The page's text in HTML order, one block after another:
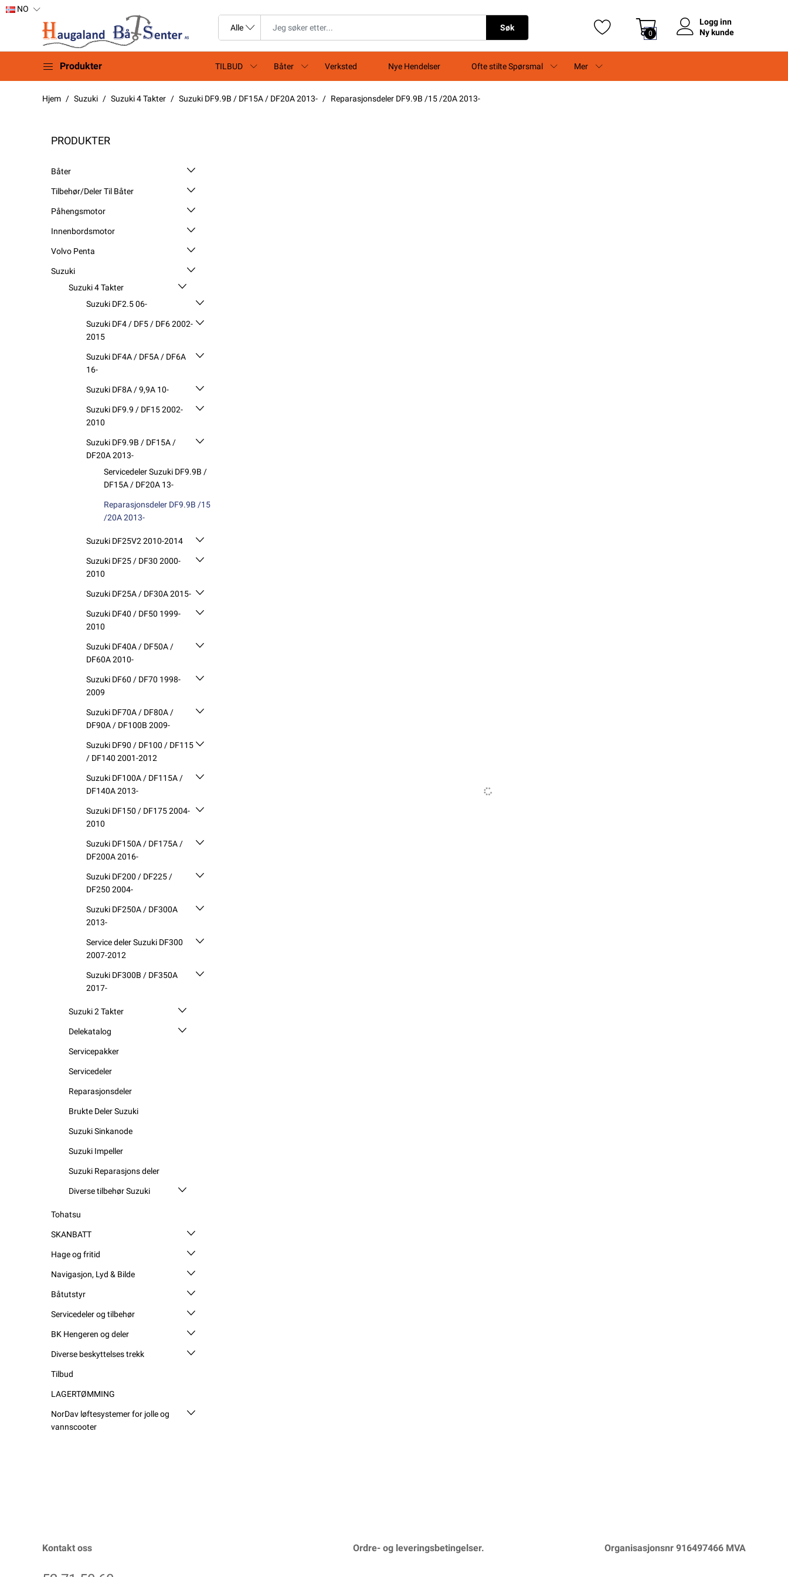
NO
Søk
0
Logg inn
Ny kunde
Produkter TILBUD Båter Verksted Nye Hendelser Ofte stilte Spørsmal Mer
Hjem Suzuki Suzuki 4 Takter Suzuki DF9.9B / DF15A / DF20A 2013- Reparasjonsdeler DF9.9B /15 /20A 2013-
PRODUKTER
Båter
Tilbehør/Deler Til Båter
Påhengsmotor
Innenbordsmotor
Volvo Penta
Suzuki
Suzuki 4 Takter
Suzuki DF2.5 06-
Suzuki DF4 / DF5 / DF6 2002-
2015
Suzuki DF4A / DF5A / DF6A
16-
Suzuki DF8A / 9,9A 10-
Suzuki DF9.9 / DF15 2002-
2010
Suzuki DF9.9B / DF15A /
DF20A 2013-
Servicedeler Suzuki DF9.9B /
DF15A / DF20A 13-
Reparasjonsdeler DF9.9B /15
/20A 2013-
Suzuki DF25V2 2010-2014
Suzuki DF25 / DF30 2000-
2010
Suzuki DF25A / DF30A 2015-
Suzuki DF40 / DF50 1999-
2010
Suzuki DF40A / DF50A /
DF60A 2010-
Suzuki DF60 / DF70 1998-
2009
Suzuki DF70A / DF80A /
DF90A / DF100B 2009-
Suzuki DF90 / DF100 / DF115
/ DF140 2001-2012
Suzuki DF100A / DF115A /
DF140A 2013-
Suzuki DF150 / DF175 2004-
2010
Suzuki DF150A / DF175A /
DF200A 2016-
Suzuki DF200 / DF225 /
DF250 2004-
Suzuki DF250A / DF300A
2013-
Service deler Suzuki DF300
2007-2012
Suzuki DF300B / DF350A
2017-
Suzuki 2 Takter
Delekatalog
Servicepakker
Servicedeler
Reparasjonsdeler
Brukte Deler Suzuki
Suzuki Sinkanode
Suzuki Impeller
Suzuki Reparasjons deler
Diverse tilbehør Suzuki
Tohatsu
SKANBATT
Hage og fritid
Navigasjon, Lyd & Bilde
Båtutstyr
Servicedeler og tilbehør
BK Hengeren og deler
Diverse beskyttelses trekk
Tilbud
LAGERTØMMING
NorDav løftesystemer for jolle og
vannscooter
Kontakt oss Ordre- og leveringsbetingelser. Organisasjonsnr 916497466 MVA